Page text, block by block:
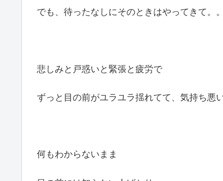
でも、待ったなしにそのときはやってきて。。
悲しみと戸惑いと緊張と疲労で
ずっと目の前がユラユラ揺れてて、気持ち悪い
何もわからないまま